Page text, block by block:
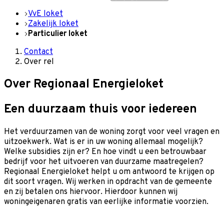
VvE loket
Zakelijk loket
Particulier loket
Contact
Over rel
Over Regionaal Energieloket
Een duurzaam thuis voor iedereen
Het verduurzamen van de woning zorgt voor veel vragen en
uitzoekwerk. Wat is er in uw woning allemaal mogelijk?
Welke subsidies zijn er? En hoe vindt u een betrouwbaar
bedrijf voor het uitvoeren van duurzame maatregelen?
Regionaal Energieloket helpt u om antwoord te krijgen op
dit soort vragen. Wij werken in opdracht van de gemeente
en zij betalen ons hiervoor. Hierdoor kunnen wij
woningeigenaren gratis van eerlijke informatie voorzien.